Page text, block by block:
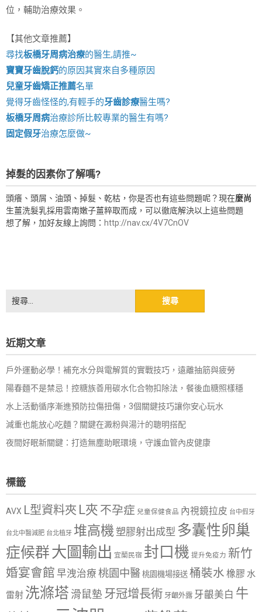
位，輔助治療效果。
【其他文章推薦】
尋找板橋牙周病治療的醫生,請推~
寶寶牙齒脫鈣的原因其實來自多種原因
兒童牙齒矯正推薦名單
覺得牙齒怪怪的,有輕手的牙齒診療醫生嗎?
板橋牙周病治療診所比較專業的醫生有嗎?
固定假牙治療怎麼做~
掉髮的因素你了解嗎?
頭癢、頭屑、油頭、掉髮、乾枯，你是否也有這些問題呢？現在麼尚
生薑洗髮乳採用雲南嫩子薑粹取而成，可以徹底解決以上這些問題
想了解，加好友線上詢問： http://nav.cx/4V7CnOV
搜
尋
字:
近期文章
戶外運動必學！補充水分與電解質的實戰技巧，遠離抽筋與疲勞
陽春麵不是禁忌！控糖族善用碳水化合物扣除法，餐後血糖照樣穩
水上活動循序漸進預防拉傷扭傷，3個關鍵技巧讓你安心玩水
減重也能放心吃麵？關鍵在澱粉與湯汁的聰明搭配
夜間好眠新關鍵：打造無塵助眠環境，守護血管內皮健康
標籤
AVX L型資料夾 L夾 不孕症 兒童保健食品 內視鏡拉皮 台中假牙
台北中醫減肥 台北植牙 堆高機塑膠射出成型 多囊性卵巢
症候群大圖輸出 宜蘭民宿 封口機 提升免疫力 新竹
婚宴會館 早洩治療 桃園中醫 桃園機場接送 桶裝水 橡膠 水
雷射 洗滌塔 滑鼠墊 牙冠增長術 牙齦外露 牙齦美白 牛